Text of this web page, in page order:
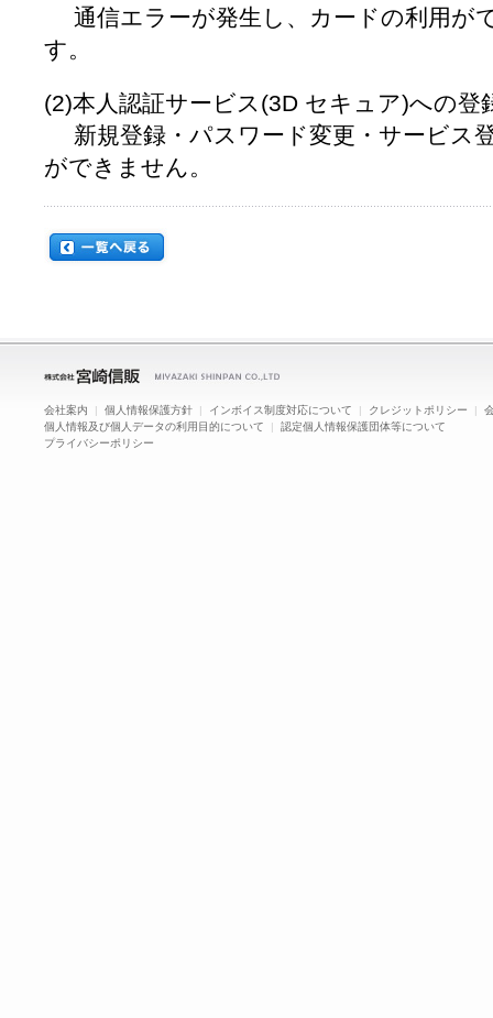
通信エラーが発生し、カードの利用が
す。
(2)本人認証サービス(3D セキュア)への登
新規登録・パスワード変更・サービス
ができません。
会社案内 | 個人情報保護方針 | インボイス制度対応について | クレジットポリシー |
個人情報及び個人データの利用目的について | 認定個人情報保護団体等について
プライバシーポリシー